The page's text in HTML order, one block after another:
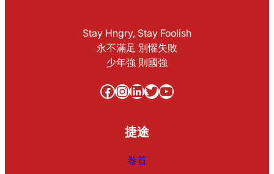
Stay Hngry, Stay Foolish
永不滿足 別懼失敗
少年強 則國強
Facebook InstagramLinkedIn Twitter YouTube
捷途
卷首